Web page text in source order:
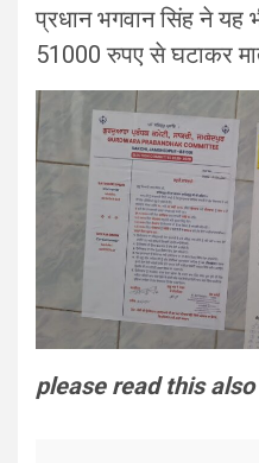
प्रधान भगवान सिंह ने यह
51000 रुपए से घटाकर
please read this also